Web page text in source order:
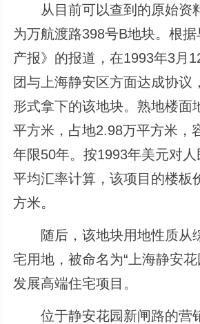
从目前可以查到的原始资
为万航渡路398号B地块。根
产报》的报道，在1993年3月
团与上海静安区方面达成协议
形式拿下的该地块。熟地楼面
平方米，占地2.98万平方米，
年限50年。按1993年美元对
平均汇率计算，该项目的楼板
方米。
随后，该地块用地性质从
宅用地，被命名为“上海静安
发展高端住宅项目。
位于静安花园新闸路的营